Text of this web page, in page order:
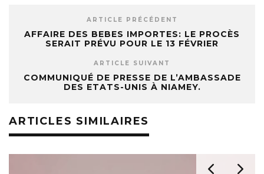
ARTICLE PRÉCÉDENT
AFFAIRE DES BEBES IMPORTES: LE PROCÈS
SERAIT PRÉVU POUR LE 13 FÉVRIER
ARTICLE SUIVANT
COMMUNIQUÉ DE PRESSE DE L’AMBASSADE
DES ETATS-UNIS À NIAMEY.
ARTICLES SIMILAIRES